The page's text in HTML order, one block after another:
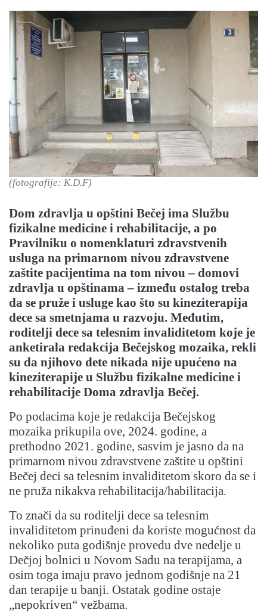
(fotografije: K.D.F)
Dom zdravlja u opštini Bečej ima Službu
fizikalne medicine i rehabilitacije, a po
Pravilniku o nomenklaturi zdravstvenih
usluga na primarnom nivou zdravstvene
zaštite pacijentima na tom nivou – domovi
zdravlja u opštinama – između ostalog treba
da se pruže i usluge kao što su kineziterapija
dece sa smetnjama u razvoju. Međutim,
roditelji dece sa telesnim invaliditetom koje je
anketirala redakcija Bečejskog mozaika, rekli
su da njihovo dete nikada nije upućeno na
kineziterapije u Službu fizikalne medicine i
rehabilitacije Doma zdravlja Bečej.
Po podacima koje je redakcija Bečejskog
mozaika prikupila ove, 2024. godine, a
prethodno 2021. godine, sasvim je jasno da na
primarnom nivou zdravstvene zaštite u opštini
Bečej deci sa telesnim invaliditetom skoro da se i
ne pruža nikakva rehabilitacija/habilitacija.
To znači da su roditelji dece sa telesnim
invaliditetom prinuđeni da koriste mogućnost da
nekoliko puta godišnje provedu dve nedelje u
Dečjoj bolnici u Novom Sadu na terapijama, a
osim toga imaju pravo jednom godišnje na 21
dan terapije u banji. Ostatak godine ostaje
„nepokriven“ vežbama.